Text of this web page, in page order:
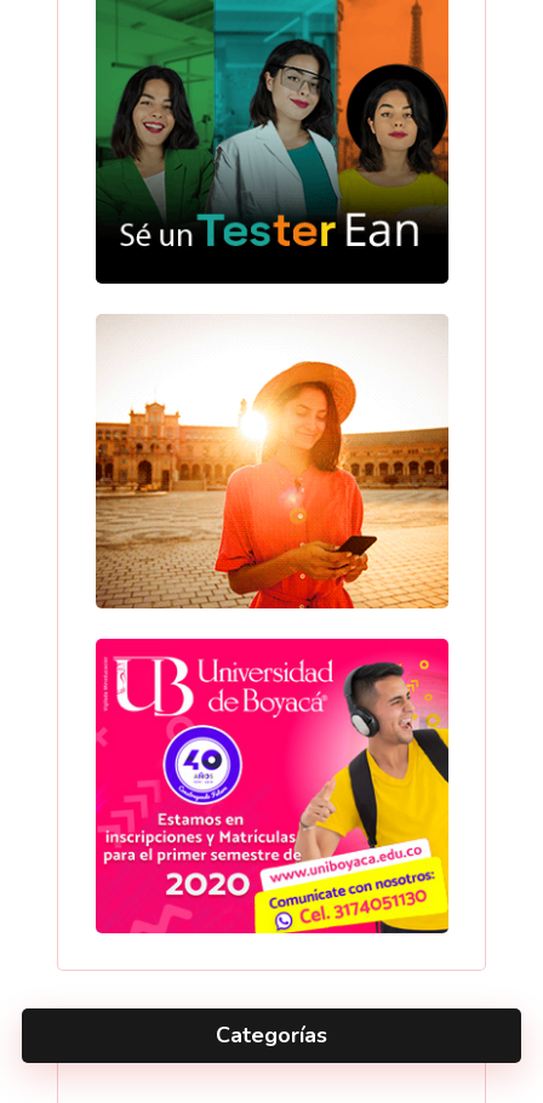
Categorías